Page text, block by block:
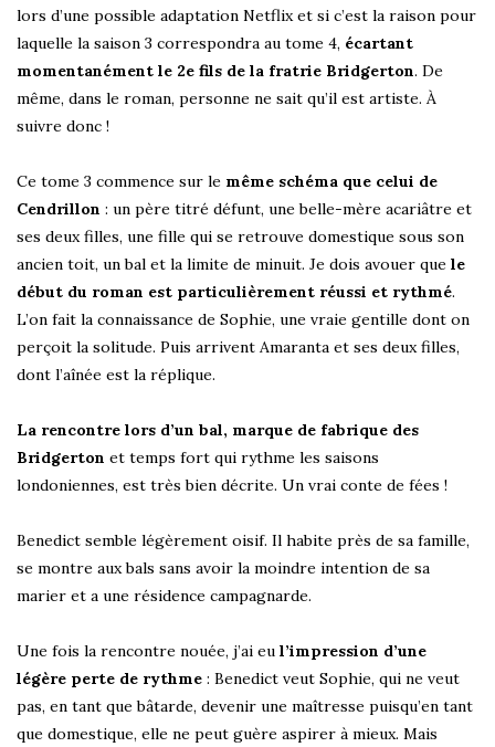
lors d’une possible adaptation Netflix et si c’est la raison pour
laquelle la saison 3 correspondra au tome 4, écartant
momentanément le 2e fils de la fratrie Bridgerton. De
même, dans le roman, personne ne sait qu’il est artiste. À
suivre donc !
Ce tome 3 commence sur le même schéma que celui de
Cendrillon : un père titré défunt, une belle-mère acariâtre et
ses deux filles, une fille qui se retrouve domestique sous son
ancien toit, un bal et la limite de minuit. Je dois avouer que le
début du roman est particulièrement réussi et rythmé.
L’on fait la connaissance de Sophie, une vraie gentille dont on
perçoit la solitude. Puis arrivent Amaranta et ses deux filles,
dont l’aînée est la réplique.
La rencontre lors d’un bal, marque de fabrique des
Bridgerton et temps fort qui rythme les saisons
londoniennes, est très bien décrite. Un vrai conte de fées !
Benedict semble légèrement oisif. Il habite près de sa famille,
se montre aux bals sans avoir la moindre intention de sa
marier et a une résidence campagnarde.
Une fois la rencontre nouée, j’ai eu l’impression d’une
légère perte de rythme : Benedict veut Sophie, qui ne veut
pas, en tant que bâtarde, devenir une maîtresse puisqu’en tant
que domestique, elle ne peut guère aspirer à mieux. Mais